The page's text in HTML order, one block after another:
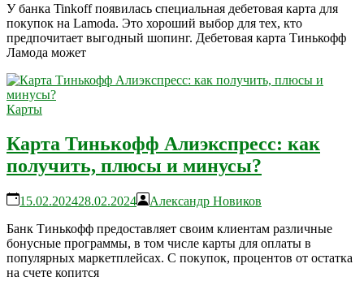
У банка Tinkoff появилась специальная дебетовая карта для
покупок на Lamoda. Это хороший выбор для тех, кто
предпочитает выгодный шопинг. Дебетовая карта Тинькофф
Ламода может
Карты
Карта Тинькофф Алиэкспресс: как
получить, плюсы и минусы?
15.02.202428.02.2024
Александр Новиков
Банк Тинькофф предоставляет своим клиентам различные
бонусные программы, в том числе карты для оплаты в
популярных маркетплейсах. С покупок, процентов от остатка
на счете копится